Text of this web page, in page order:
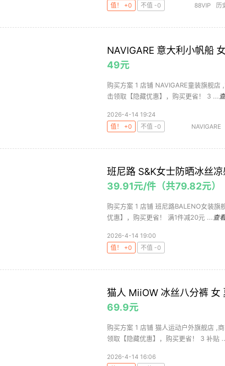
值！ +0
不值 -0 88VIP
历
NAVIGARE 意大利小帆船
49元
购买方案 1 店铺 NAVIGARE童装旗舰
击领取【隐藏优惠】，购买更省！ 3 ...
2026-4-14 19:24
值！ +0
不值 -0 NAVIGARE
班尼路 S&K女士防晒冰丝
39.91元/件（共79.82元）
购买方案 1 店铺 班尼路BALENO女装
优惠】，购买更省！ 满1件减20元 ... 查
2026-4-14 19:00
值！ +0
不值 -0
猫人 MiiOW 冰丝八分裤 女
69.9元
购买方案 1 店铺 猫人运动户外旗舰店 ,
领取【隐藏优惠】，购买更省！ 3 补贴
2026-4-14 16:06